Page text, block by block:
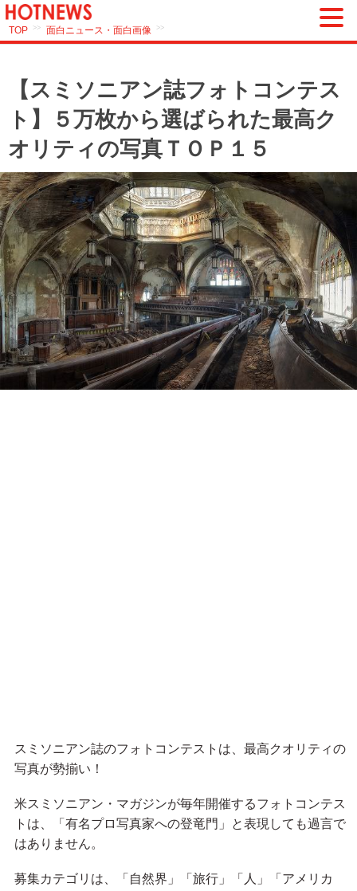
TOP >> 面白ニュース・面白画像 >>
【スミソニアン誌フォトコンテス
ト】５万枚から選ばられた最高ク
オリティの写真ＴＯＰ１５
スミソニアン誌のフォトコンテストは、最高クオリティの
写真が勢揃い！
米スミソニアン・マガジンが毎年開催するフォトコンテス
トは、「有名プロ写真家への登竜門」と表現しても過言で
はありません。
募集カテゴリは、「自然界」「旅行」「人」「アメリカ